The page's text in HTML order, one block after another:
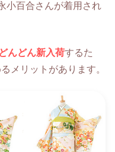
小百合さんが着用され
んどん新入荷するた
メリットがあります。